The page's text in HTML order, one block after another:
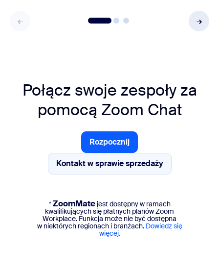
Połącz swoje zespoły za
pomocą Zoom Chat
Rozpocznij
Rozpocznij
Kontakt w sprawie sprzedaży
Kontakt w sprawie sprzedaży
*ZoomMatejest dostępny w ramach
kwalifikujących się płatnych planów Zoom
Workplace. Funkcja może nie być dostępna
w niektórych regionach i branżach. Dowiedz się
więcej.